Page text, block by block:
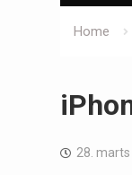
Home
28.